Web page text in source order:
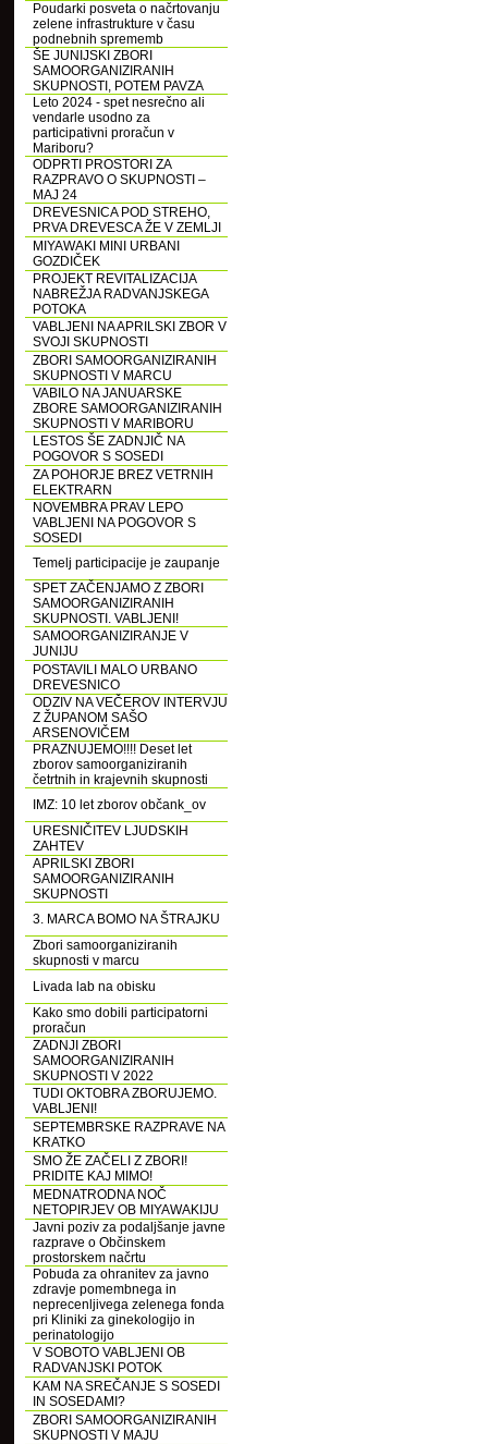
Poudarki posveta o načrtovanju
zelene infrastrukture v času
podnebnih sprememb
ŠE JUNIJSKI ZBORI
SAMOORGANIZIRANIH
SKUPNOSTI, POTEM PAVZA
Leto 2024 - spet nesrečno ali
vendarle usodno za
participativni proračun v
Mariboru?
ODPRTI PROSTORI ZA
RAZPRAVO O SKUPNOSTI –
MAJ 24
DREVESNICA POD STREHO,
PRVA DREVESCA ŽE V ZEMLJI
MIYAWAKI MINI URBANI
GOZDIČEK
PROJEKT REVITALIZACIJA
NABREŽJA RADVANJSKEGA
POTOKA
VABLJENI NA APRILSKI ZBOR V
SVOJI SKUPNOSTI
ZBORI SAMOORGANIZIRANIH
SKUPNOSTI V MARCU
VABILO NA JANUARSKE
ZBORE SAMOORGANIZIRANIH
SKUPNOSTI V MARIBORU
LESTOS ŠE ZADNJIČ NA
POGOVOR S SOSEDI
ZA POHORJE BREZ VETRNIH
ELEKTRARN
NOVEMBRA PRAV LEPO
VABLJENI NA POGOVOR S
SOSEDI
Temelj participacije je zaupanje
SPET ZAČENJAMO Z ZBORI
SAMOORGANIZIRANIH
SKUPNOSTI. VABLJENI!
SAMOORGANIZIRANJE V
JUNIJU
POSTAVILI MALO URBANO
DREVESNICO
ODZIV NA VEČEROV INTERVJU
Z ŽUPANOM SAŠO
ARSENOVIČEM
PRAZNUJEMO!!!! Deset let
zborov samoorganiziranih
četrtnih in krajevnih skupnosti
IMZ: 10 let zborov občank_ov
URESNIČITEV LJUDSKIH
ZAHTEV
APRILSKI ZBORI
SAMOORGANIZIRANIH
SKUPNOSTI
3. MARCA BOMO NA ŠTRAJKU
Zbori samoorganiziranih
skupnosti v marcu
Livada lab na obisku
Kako smo dobili participatorni
proračun
ZADNJI ZBORI
SAMOORGANIZIRANIH
SKUPNOSTI V 2022
TUDI OKTOBRA ZBORUJEMO.
VABLJENI!
SEPTEMBRSKE RAZPRAVE NA
KRATKO
SMO ŽE ZAČELI Z ZBORI!
PRIDITE KAJ MIMO!
MEDNATRODNA NOČ
NETOPIRJEV OB MIYAWAKIJU
Javni poziv za podaljšanje javne
razprave o Občinskem
prostorskem načrtu
Pobuda za ohranitev za javno
zdravje pomembnega in
neprecenljivega zelenega fonda
pri Kliniki za ginekologijo in
perinatologijo
V SOBOTO VABLJENI OB
RADVANJSKI POTOK
KAM NA SREČANJE S SOSEDI
IN SOSEDAMI?
ZBORI SAMOORGANIZIRANIH
SKUPNOSTI V MAJU